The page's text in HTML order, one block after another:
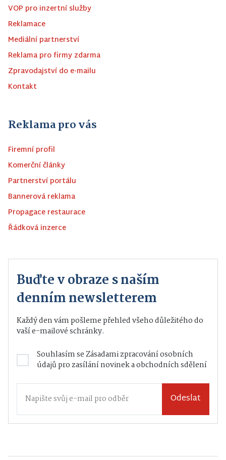
VOP pro inzertní služby
Reklamace
Mediální partnerství
Reklama pro firmy zdarma
Zpravodajství do e-mailu
Kontakt
Reklama pro vás
Firemní profil
Komerční články
Partnerství portálu
Bannerová reklama
Propagace restaurace
Řádková inzerce
Buďte v obraze s naším
denním newsletterem
Každý den vám pošleme přehled všeho důležitého do
vaší e-mailové schránky.
Souhlasím seZásadami zpracování osobních
údajůpro zasílání novinek a obchodních sdělení
Odeslat